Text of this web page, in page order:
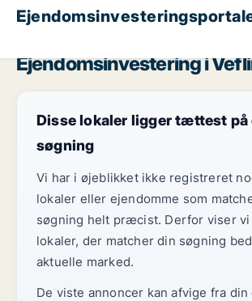
Ejendomsinvestering i
Disse lokaler ligger tættest på
søgning
Vi har i øjeblikket ikke registreret
lokaler eller ejendomme som
søgning helt præcist. Derfor viser
lokaler, der matcher din søgning
aktuelle marked.
De viste annoncer kan afvige fra